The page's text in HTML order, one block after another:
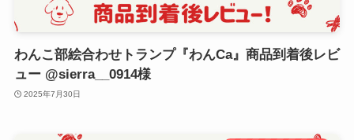
わんこ部絵合わせトランプ『わんCa』商品到着後レビ
ュー @sierra__0914様
2025年7月30日